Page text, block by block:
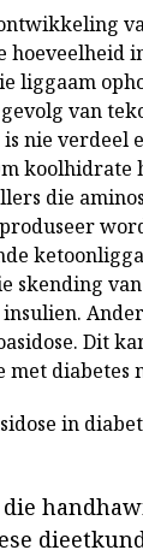
hoeveelheid
liggaam
van
nie verdeel
koolhidrate
die
skending
Dit
met diabetes
in